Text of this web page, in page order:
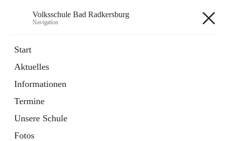
Volksschule Bad Radkersburg
Navigation
Start
Aktuelles
Informationen
Termine
Unsere Schule
Fotos
Externe Webseite
in
Tab